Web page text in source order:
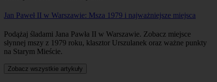
Warszawa
5.0
Benjamin
Inoubliable